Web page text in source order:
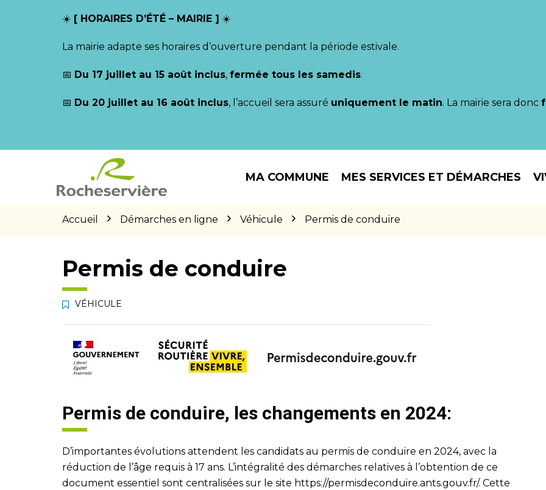
☀️ [ HORAIRES D’ÉTÉ – MAIRIE ] ☀️
La mairie adapte ses horaires d’ouverture pendant la période estivale.
📅 Du 17 juillet au 15 août inclus, fermée tous les samedis.
📅 Du 20 juillet au 16 août inclus, l’accueil sera assuré uniquement le matin. La mairie sera donc
MA COMMUNE MES SERVICES ET DÉMARCHES
Accueil Démarches en ligne Véhicule Permis de conduire
Permis de conduire
VÉHICULE
Permis de conduire, les changements en 2024:
D’importantes évolutions attendent les candidats au permis de conduire en 2024, avec la
réduction de l’âge requis à 17 ans. L’intégralité des démarches relatives à l’obtention de ce
document essentiel sont centralisées sur le site https://permisdeconduire.ants.gouv.fr/. Cette